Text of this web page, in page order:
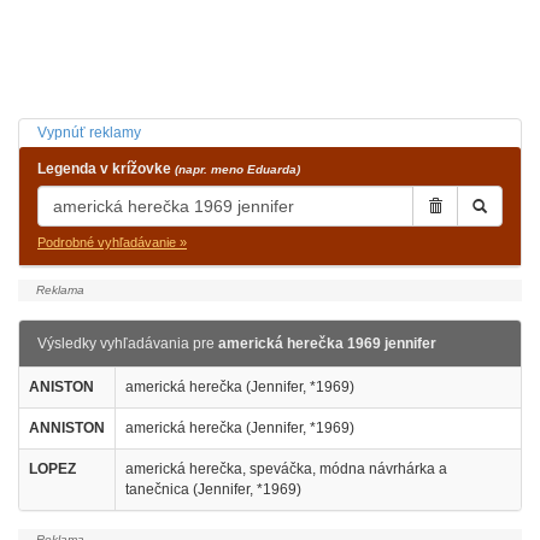
Vypnúť reklamy
Legenda v krížovke (napr. meno Eduarda)
Podrobné vyhľadávanie »
Výsledky vyhľadávania pre americká herečka 1969 jennifer
ANISTON americká herečka (Jennifer, *1969)
ANNISTON americká herečka (Jennifer, *1969)
LOPEZ
americká herečka, speváčka, módna návrhárka a
tanečnica (Jennifer, *1969)